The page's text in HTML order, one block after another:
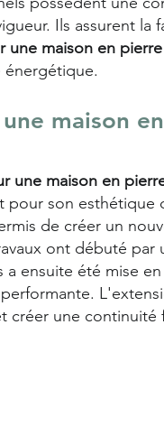
Ils assurent la
une maison en
maison
une maison en
pour son esthétique
de créer un
ont débuté
ensuite été mise
créer une